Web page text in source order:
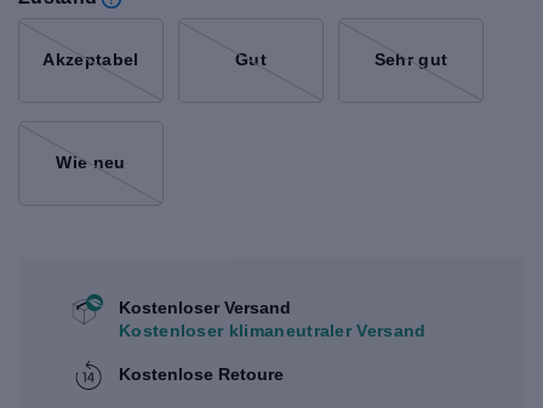
Akzeptabel Gut Sehr gut
Wie neu
Kostenloser Versand
Kostenloser klimaneutraler Versand
Kostenlose Retoure